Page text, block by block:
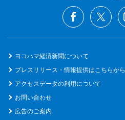
ヨコハマ経済新聞について
プレスリリース・情報提供はこちらから
アクセスデータの利用について
お問い合わせ
広告のご案内